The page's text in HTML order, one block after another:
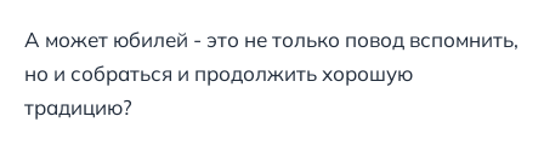
А может юбилей - это не только повод вспомнить,
но и собраться и продолжить хорошую
традицию?